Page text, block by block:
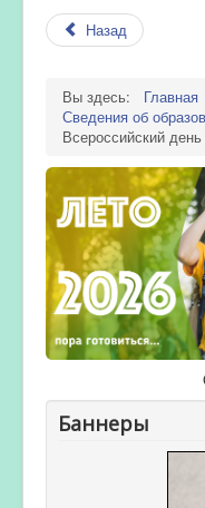
Назад
Вы здесь: Главная
Сведения об
Всероссийский
Баннеры